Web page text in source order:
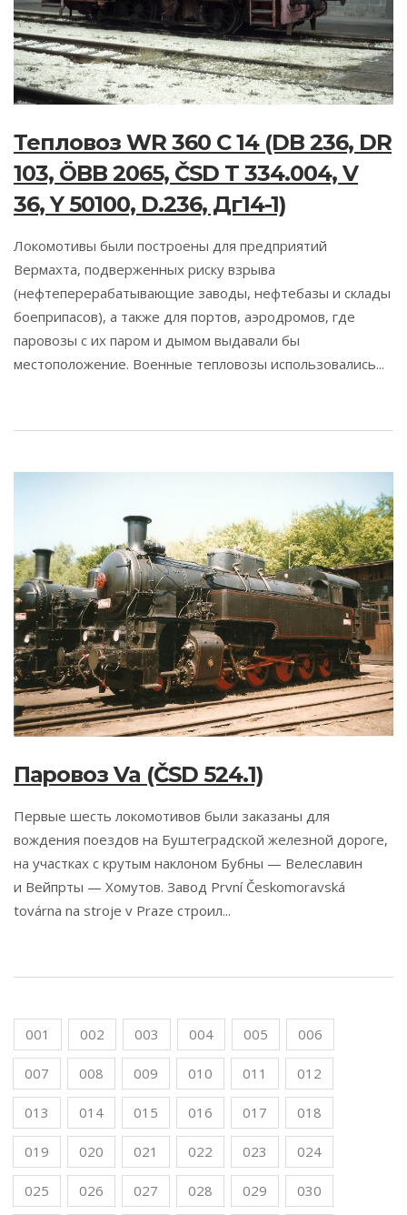
Тепловоз WR 360 C 14 (DB 236, DR
103, ÖBB 2065, ČSD T 334.004, V
36, Y 50100, D.236, Дг14-1)
Локомотивы были построены для предприятий
Вермахта, подверженных риску взрыва
(нефтеперерабатывающие заводы, нефтебазы и склады
боеприпасов), а также для портов, аэродромов, где
паровозы с их паром и дымом выдавали бы
местоположение. Военные тепловозы использовались...
Паровоз Va (ČSD 524.1)
Первые шесть локомотивов были заказаны для
вождения поездов на Буштеградской железной дороге,
на участках с крутым наклоном Бубны — Велеславин
и Вейпрты — Хомутов. Завод První Českomoravská
továrna na stroje v Praze строил...
001 002 003 004 005 006
007 008 009 010 011 012
013 014 015 016 017 018
019 020 021 022 023 024
025 026 027 028 029 030